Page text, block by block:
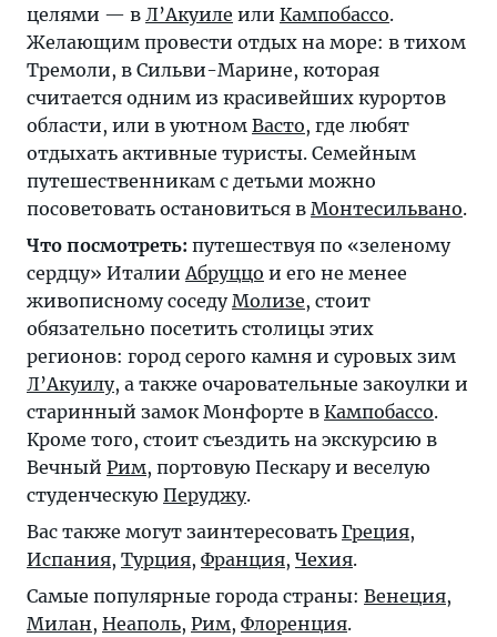
целями — в Л’Акуиле или Кампобассо.
Желающим провести отдых на море: в тихом
Тремоли, в Сильви-Марине, которая
считается одним из красивейших курортов
области, или в уютном Васто, где любят
отдыхать активные туристы. Семейным
путешественникам с детьми можно
посоветовать остановиться в Монтесильвано.
Что посмотреть: путешествуя по «зеленому
сердцу» ИталииАбруццо и его не менее
живописному соседуМолизе, стоит
обязательно посетить столицы этих
регионов: город серого камня и суровых зим
Л’Акуилу, а также очаровательные закоулки и
старинный замок Монфорте в Кампобассо.
Кроме того, стоит съездить на экскурсию в
Вечный Рим, портовую Пескаруи веселую
студенческую Перуджу.
Вас также могут заинтересовать Греция,
Испания, Турция, Франция, Чехия.
Самые популярные города страны: Венеция,
Милан, Неаполь, Рим, Флоренция.